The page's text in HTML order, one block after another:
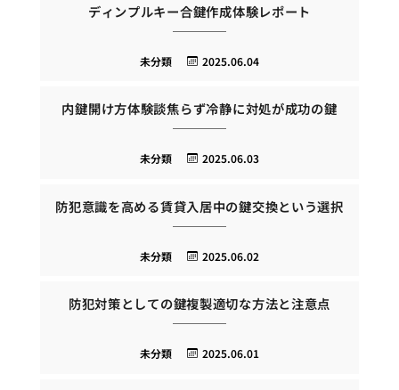
ディンプルキー合鍵作成体験レポート
2025.06.04
未分類
内鍵開け方体験談焦らず冷静に対処が成功の鍵
2025.06.03
未分類
防犯意識を高める賃貸入居中の鍵交換という選択
2025.06.02
未分類
防犯対策としての鍵複製適切な方法と注意点
2025.06.01
未分類